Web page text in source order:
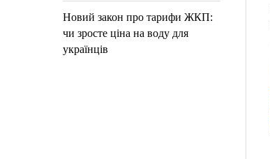
Новий закон про тарифи ЖКП:
чи зросте ціна на воду для
українців